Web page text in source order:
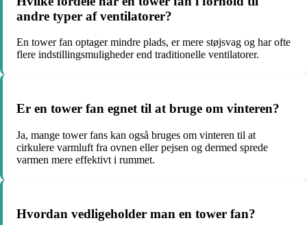
andre typer af ventilatorer?
En tower fan optager mindre plads, er mere støjsvag og har ofte
flere indstillingsmuligheder end traditionelle ventilatorer.
Er en tower fan egnet til at bruge om vinteren?
Ja, mange tower fans kan også bruges om vinteren til at
cirkulere varmluft fra ovnen eller pejsen og dermed sprede
varmen mere effektivt i rummet.
Hvordan vedligeholder man en tower fan?